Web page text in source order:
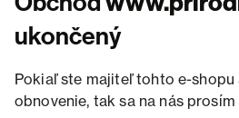
ukončený
Pokiaľ ste majiteľ tohto e-shopu
obnovenie, tak sa na nás